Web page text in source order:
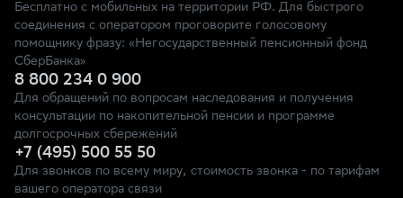
Бесплатно с мобильных на территории РФ. Для быстрого
соединения с оператором проговорите голосовому
помощнику фразу: «Негосударственный пенсионный фонд
СберБанка»
8 800 234 0 900
Для обращений по вопросам наследования и получения
консультации по накопительной пенсии и программе
долгосрочных сбережений
+7 (495) 500 55 50
Для звонков по всему миру, стоимость звонка - по тарифам
вашего оператора связи